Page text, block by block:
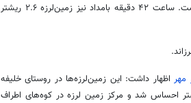
زمین‌لرزه در موقعیت ۲۹.۶۰ شمالی و ۵۰.۸۵ شرقی ثبت شده است. ساعت ۴۲ دقیقه بامداد نیز زمین‌لرزه ۲.۶ ریشتر
مهر اظهار داشت: این زمین‌لرزه‌ها در روستای خلیفه
احساس شد و مرکز زمین لرزه در کوه‌های اطراف